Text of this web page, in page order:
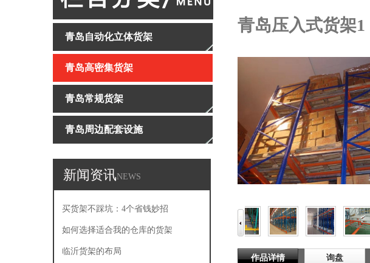
青岛自动化立体货架
青岛高密集货架
青岛常规货架
青岛周边配套设施
新闻资讯NEWS
买货架不踩坑：4个省钱妙招
如何选择适合我的仓库的货架
临沂货架的布局
青岛压入式货架1
作品详情 询盘